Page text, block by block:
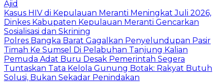
Ajid
Kasus HIV di Kepulauan Meranti Meningkat Juli 2026,
Dinkes Kabupaten Kepulauan Meranti Gencarkan
Sosialisasi dan Skrining
Polres Bangka Barat Gagalkan Penyelundupan Pasir
Timah Ke Sumsel Di Pelabuhan Tanjung Kalian
Pemuda Adat Buru Desak Pemerintah Segera
Tuntaskan Tata Kelola Gunung Botak: Rakyat Butuh
Solusi, Bukan Sekadar Penindakan